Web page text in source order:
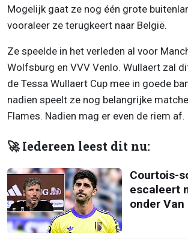
Mogelijk gaat ze nog één grote
vooraleer ze terugkeert naar België.
Ze speelde in het verleden al voor
Wolfsburg en VVV Venlo. Wullaert zal
de Tessa Wullaert Cup mee in goede
nadien speelt ze nog belangrijke
Flames. Nadien mag er even de riem af.
🚀 Iedereen leest dit nu:
Courtois-
escaleert
onder Van